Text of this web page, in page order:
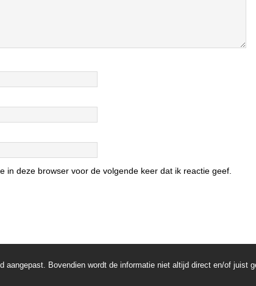
in deze browser voor de volgende keer dat ik reactie geef.
aangepast. Bovendien wordt de informatie niet altijd direct en/of juist